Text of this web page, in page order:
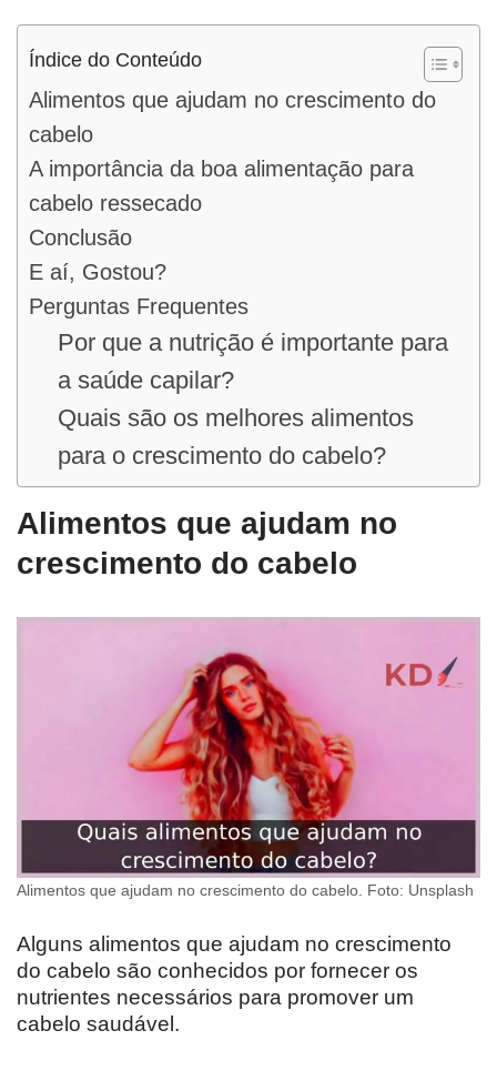
Índice do Conteúdo
Alimentos que ajudam no crescimento do
cabelo
A importância da boa alimentação para
cabelo ressecado
Conclusão
E aí, Gostou?
Perguntas Frequentes
Por que a nutrição é importante para
a saúde capilar?
Quais são os melhores alimentos
para o crescimento do cabelo?
Alimentos que ajudam no
crescimento do cabelo
Alimentos que ajudam no crescimento do cabelo. Foto: Unsplash
Alguns alimentos que ajudam no crescimento
do cabelo são conhecidos por fornecer os
nutrientes necessários para promover um
cabelo saudável.